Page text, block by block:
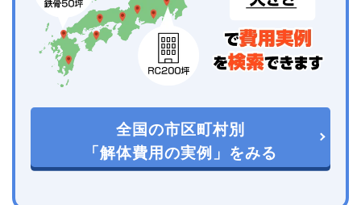
全国の市区町村別
「解体費用の実例」をみる